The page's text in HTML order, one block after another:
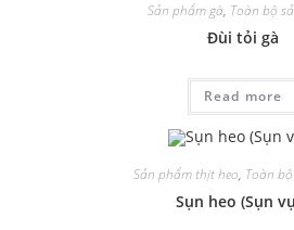
Sản phẩm gà, Toàn bộ
Đùi tỏi gà
Read more
Sản phẩm thịt heo, Toàn
Sụn heo (Sụn